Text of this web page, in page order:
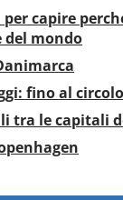
capire
del mondo
fino al
tra le capitali